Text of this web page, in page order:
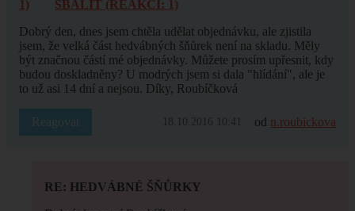
1)
SBALIT (REAKCÍ: 1)
Dobrý den, dnes jsem chtěla udělat objednávku, ale zjistila
jsem, že velká část hedvábných šňůrek není na skladu. Měly
být značnou částí mé objednávky. Můžete prosím upřesnit, kdy
budou doskladněny? U modrých jsem si dala "hlídání", ale je
to už asi 14 dní a nejsou. Díky, Roubíčková
Reagovat 18.10.2016 10:41 od n.roubickova
RE: HEDVÁBNÉ ŠŇŮRKY